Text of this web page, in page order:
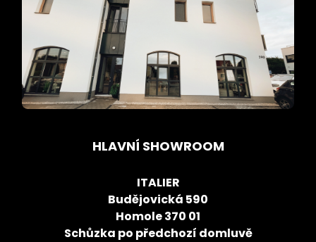
HLAVNÍ SHOWROOM
ITALIER
Budějovická 590
Homole 370 01
Schůzka po předchozí domluvě